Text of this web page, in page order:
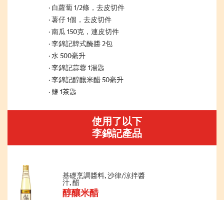
白蘿蔔 1/2條，去皮切件
薯仔 1個，去皮切件
南瓜 150克，連皮切件
李錦記韓式醃醬 2包
水 500毫升
李錦記蒜蓉 1湯匙
李錦記醇釀米醋 50毫升
鹽 1茶匙
使用了以下
李錦記產品
基礎烹調醬料, 沙律/涼拌醬
汁, 醋
醇釀米醋